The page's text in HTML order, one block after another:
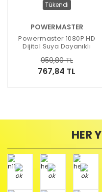
Tükendi
POWERMASTER
Powermaster 1080P HD
Dijital Suya Dayanıklı
767,84 TL
959,80 TL
HER